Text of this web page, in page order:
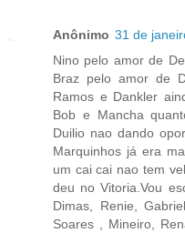
Anônimo 31 de
Nino pelo amor de
Braz pelo amor de
Ramos e Dankler
Bob e Mancha
Duilio nao dando
Marquinhos já era
um cai cai nao tem
deu no Vitoria.Vou
Dimas, Renie,
Soares , Mineiro,